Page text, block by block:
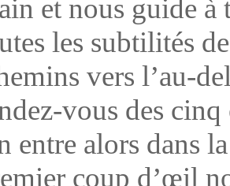
et nous guide
les subtilités
vers l’au-
vous des cinq
entre alors dans
coup d’œil